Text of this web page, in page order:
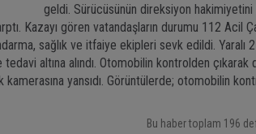
geldi. Sürücüsünün direksiyon
Kazayı gören vatandaşların durumu 112 Acil
sağlık ve itfaiye ekipleri sevk edildi. Yaralı 2
altına alındı. Otomobilin kontrolden çıkarak
yansıdı. Görüntülerde; otomobilin
Bu haber toplam 196